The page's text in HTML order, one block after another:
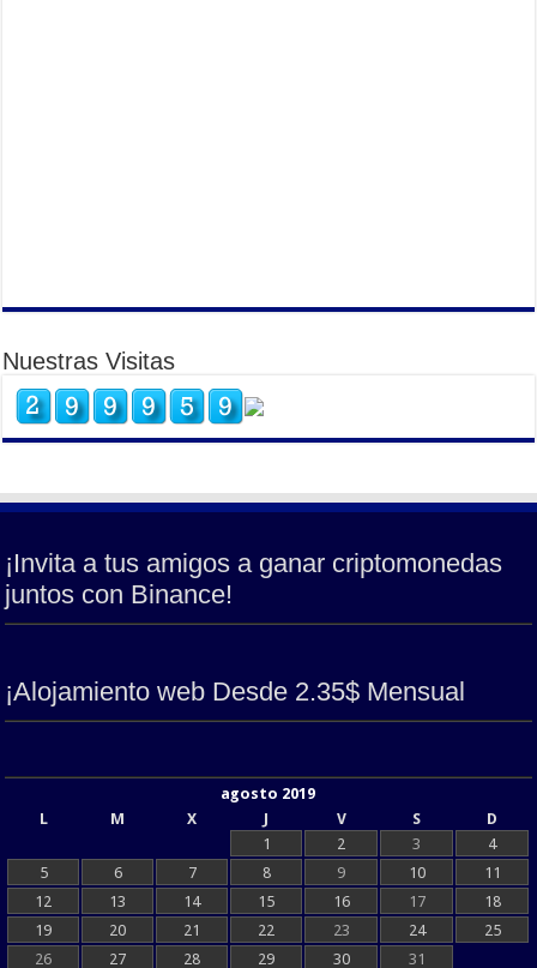
Nuestras Visitas
¡Invita a tus amigos a ganar criptomonedas
juntos con Binance!
¡Alojamiento web Desde 2.35$ Mensual
agosto 2019
L
M X J V S
D
1
2 3
4
5
6 7 8 9 10
11
12
13 14 15 16 17
18
19
20 21 22 23 24
25
26
27 28 29 30 31